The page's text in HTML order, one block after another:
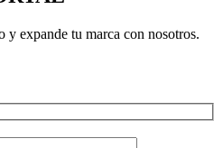
expande tu marca con nosotros.